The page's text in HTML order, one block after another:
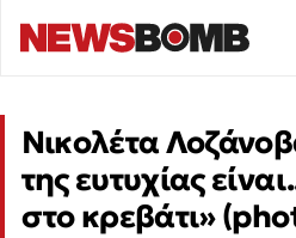
Νικολέτα
της ευτυχίας
στο κρεβάτι»